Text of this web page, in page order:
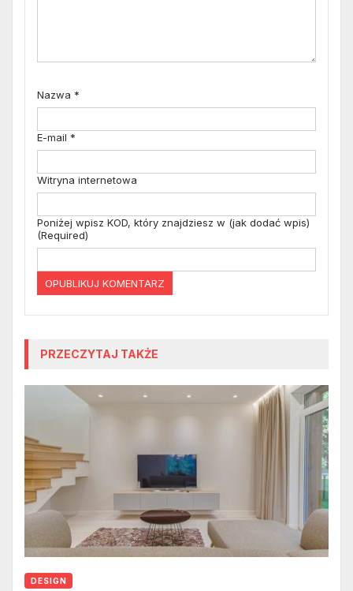
Nazwa *
E-mail *
Witryna internetowa
Poniżej wpisz KOD, który znajdziesz w (jak dodać wpis)
(Required)
PRZECZYTAJ TAKŻE
DESIGN